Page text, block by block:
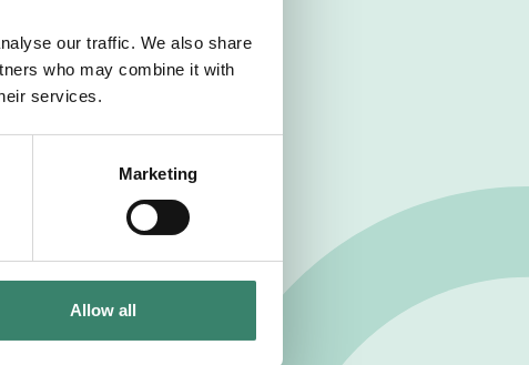
our traffic. We also share
who may combine it with
services.
Marketing
Allow all